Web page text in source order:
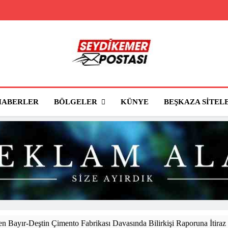
Seydikemer
BÖLGELER KÜNYE BEŞKAZA
Bayır-Deştin Çimento Fabrikası Davasında Bilirkişi Raporuna İtiraz